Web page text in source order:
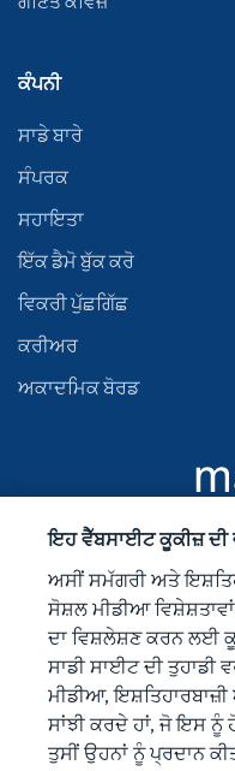
ਇਹ ਵੈੱਬਸਾਈਟ ਕੂਕੀਜ਼ ਦੀ
ਅਸੀਂ ਸਮੱਗਰੀ ਅਤੇ
ਸੋਸ਼ਲ ਮੀਡੀਆ
ਦਾ ਵਿਸ਼ਲੇਸ਼ਣ ਕਰਨ ਲਈ
ਸਾਡੀ ਸਾਈਟ ਦੀ ਤੁਹਾਡੀ
ਮੀਡੀਆ,
ਸਾਂਝੀ ਕਰਦੇ ਹਾਂ, ਜੋ ਇਸ ਨੂੰ
ਤੁਸੀਂ ਉਹਨਾਂ ਨੂੰ ਪ੍ਰਦਾਨ
ਕੰਪਨੀ
ਸਾਡੇ ਬਾਰੇ
ਸੰਪਰਕ
ਸਹਾਇਤਾ
ਇੱਕ ਡੈਮੋ ਬੁੱਕ ਕਰੋ
ਵਿਕਰੀ ਪੁੱਛਗਿੱਛ
ਕਰੀਅਰ
ਅਕਾਦਮਿਕ ਬੋਰਡ